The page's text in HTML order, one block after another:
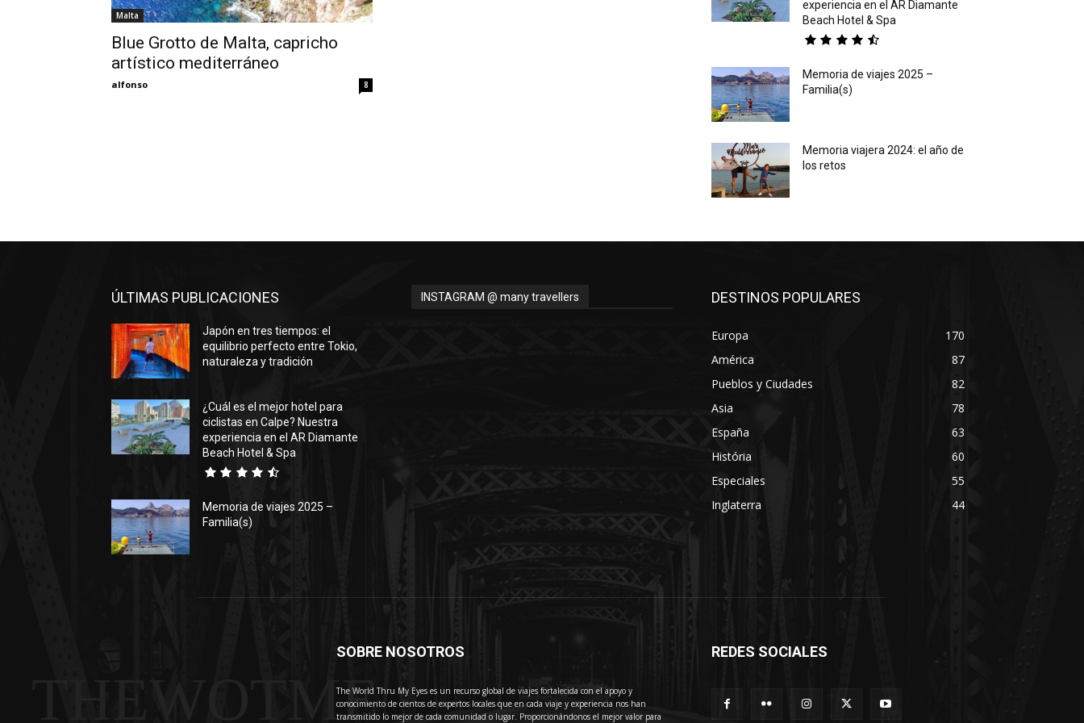
Malta
Blue Grotto de Malta, capricho
artístico mediterráneo
alfonso 8
experiencia en el AR Diamante
Beach Hotel & Spa
Memoria de viajes 2025 –
Familia(s)
Memoria viajera 2024: el año de
los retos
ÚLTIMAS PUBLICACIONES
Japón en tres tiempos: el
equilibrio perfecto entre Tokio,
naturaleza y tradición
¿Cuál es el mejor hotel para
ciclistas en Calpe? Nuestra
experiencia en el AR Diamante
Beach Hotel & Spa
Memoria de viajes 2025 –
Familia(s)
INSTAGRAM @ many travellers DESTINOS POPULARES
Europa
170
América
87
Pueblos y Ciudades
82
Asia
78
España
63
História
60
Especiales
55
Inglaterra
44
THEWOTME
SOBRE NOSOTROS
The World Thru My Eyes es un recurso global de viajes fortalecida con el apoyo y
conocimiento de cientos de expertos locales que en cada viaje y experiencia nos han
transmitido lo mejor de cada comunidad o lugar. Proporcionándonos el mejor valor para
REDES SOCIALES